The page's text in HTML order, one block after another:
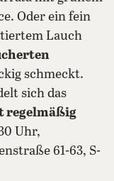
Oder ein fein
Lauch
schmeckt.
sich das
regelmäßig
Uhr,
61-63, S-